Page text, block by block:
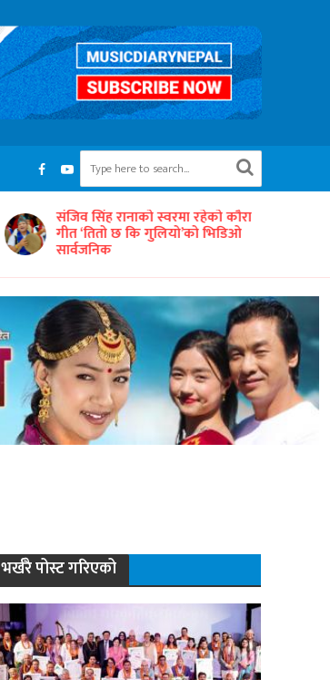
‘समयको धुनः अधुरो सारङ्गी’ छायाङ्कनको
तयारीमा
भर्खरै पोस्ट गरिएको